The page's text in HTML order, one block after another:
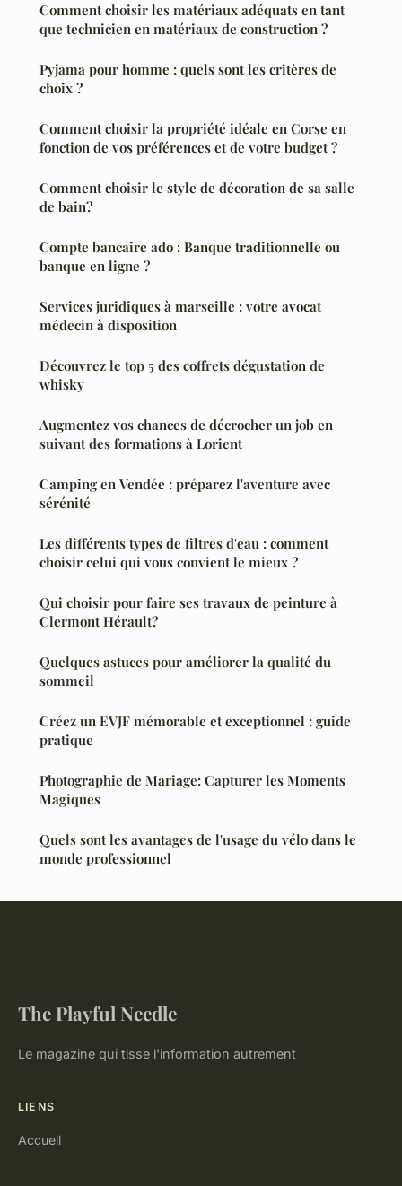
Comment choisir les matériaux adéquats en tant
que technicien en matériaux de construction ?
Pyjama pour homme : quels sont les critères de
choix ?
Comment choisir la propriété idéale en Corse en
fonction de vos préférences et de votre budget ?
Comment choisir le style de décoration de sa salle
de bain?
Compte bancaire ado : Banque traditionnelle ou
banque en ligne ?
Services juridiques à marseille : votre avocat
médecin à disposition
Découvrez le top 5 des coffrets dégustation de
whisky
Augmentez vos chances de décrocher un job en
suivant des formations à Lorient
Camping en Vendée : préparez l'aventure avec
sérénité
Les différents types de filtres d'eau : comment
choisir celui qui vous convient le mieux ?
Qui choisir pour faire ses travaux de peinture à
Clermont Hérault?
Quelques astuces pour améliorer la qualité du
sommeil
Créez un EVJF mémorable et exceptionnel : guide
pratique
Photographie de Mariage: Capturer les Moments
Magiques
Quels sont les avantages de l'usage du vélo dans le
monde professionnel
The Playful Needle
Le magazine qui tisse l'information autrement
LIENS
Accueil